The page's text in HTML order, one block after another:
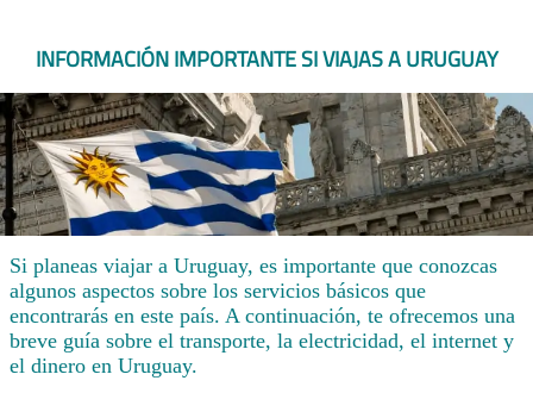
INFORMACIÓN IMPORTANTE SI VIAJAS A URUGUAY
Si planeas viajar a Uruguay, es importante que conozcas
algunos aspectos sobre los servicios básicos que
encontrarás en este país. A continuación, te ofrecemos una
breve guía sobre el transporte, la electricidad, el internet y
el dinero en Uruguay.